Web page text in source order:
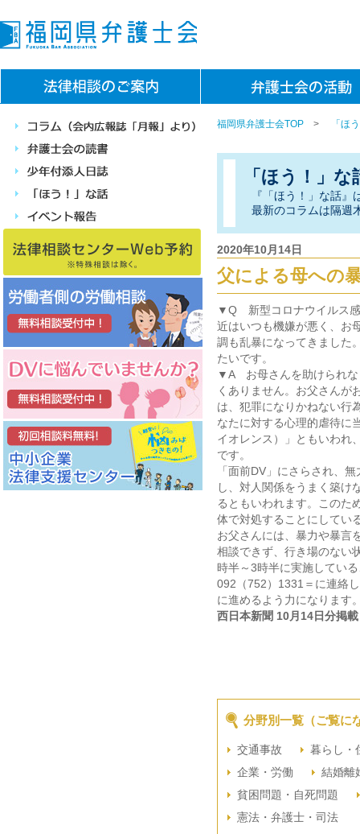
福岡県弁護士会TOP > 「ほ
「ほう！」な
『「ほう！」な話
最新のコラムは隔週
2020年10月14日
父による母への
▼Q 新型コロナウイルス感
近はいつも機嫌が悪く、お
調も乱暴になってきました
たいです。
▼A お母さんを助けられな
くありません。お父さんが
は、犯罪になりかねない行
なたに対する心理的虐待に
イオレンス）」ともいわれ
です。
「面前DV」にさらされ、
し、対人関係をうまく築け
るともいわれます。このた
体で対処することにしてい
お父さんには、暴力や暴言
相談できず、行き場のない
時半～3時半に実施してい
092（752）1331＝に連絡
に進めるよう力になります
西日本新聞 10月14日分掲
分野別一覧（ご覧に
交通事故
暮らし・
企業・労働
結婚離
貧困問題・自死問題
憲法・弁護士・司法